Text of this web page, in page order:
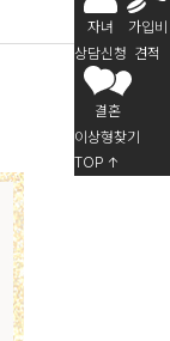
자녀
상담신청
가입비
견적
결혼
이상형찾기
TOP ↑